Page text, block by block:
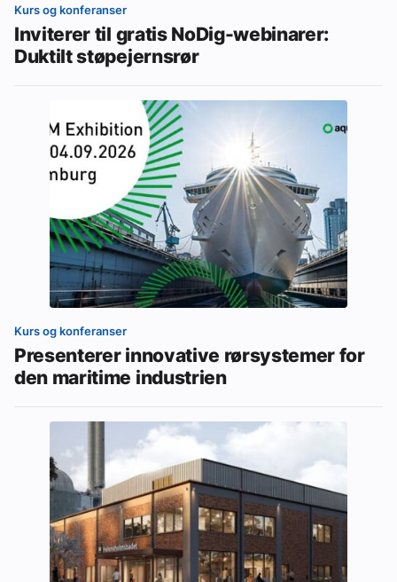
Kurs og konferanser
Inviterer til gratis NoDig-webinarer:
Duktilt støpejernsrør
Kurs og konferanser
Presenterer innovative rørsystemer for
den maritime industrien